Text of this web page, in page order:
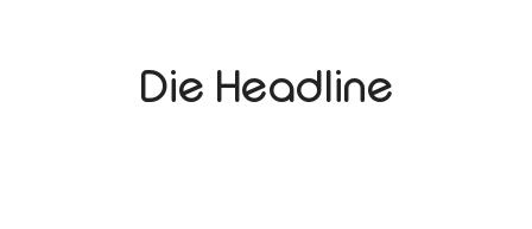
Die Headline